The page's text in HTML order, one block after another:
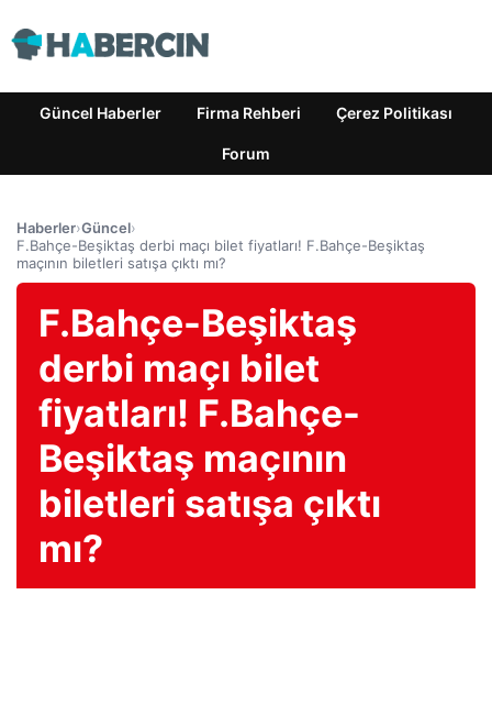
Güncel Haberler Firma Rehberi Çerez Politikası
Forum
Haberler›Güncel›
F.Bahçe-Beşiktaş derbi maçı bilet fiyatları! F.Bahçe-Beşiktaş
maçının biletleri satışa çıktı mı?
F.Bahçe-Beşiktaş
derbi maçı bilet
fiyatları! F.Bahçe-
Beşiktaş maçının
biletleri satışa çıktı
mı?